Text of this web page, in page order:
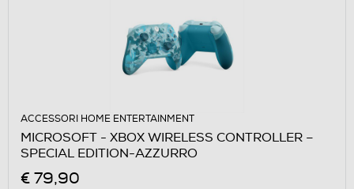
ACCESSORI HOME ENTERTAINMENT
MICROSOFT - XBOX WIRELESS CONTROLLER –
SPECIAL EDITION-AZZURRO
€ 79,90